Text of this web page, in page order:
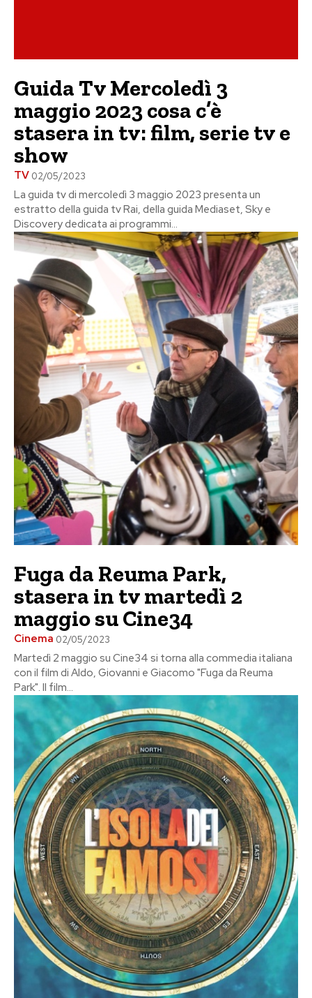
Guida Tv Mercoledì 3
maggio 2023 cosa c’è
stasera in tv: film, serie tv e
show
TV 02/05/2023
La guida tv di mercoledì 3 maggio 2023 presenta un
estratto della guida tv Rai, della guida Mediaset, Sky e
Discovery dedicata ai programmi...
Fuga da Reuma Park,
stasera in tv martedì 2
maggio su Cine34
Cinema 02/05/2023
Martedì 2 maggio su Cine34 si torna alla commedia italiana
con il film di Aldo, Giovanni e Giacomo "Fuga da Reuma
Park". Il film...